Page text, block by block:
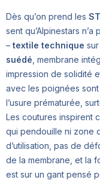
Dès qu’on prend les
sent qu’Alpinestars
– textile technique
suédé , membrane
impression de solidité
avec les poignées
l’usure prématurée,
Les coutures inspirent
qui pendouille ni zone
d’utilisation, pas de
de la membrane, et la
est sur un gant pensé